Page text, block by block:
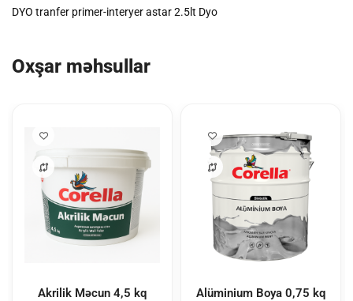
DYO tranfer primer-interyer astar 2.5lt Dyo
Oxşar məhsullar
Akrilik Məcun 4,5 kq
Alüminium Boya 0,75 kq